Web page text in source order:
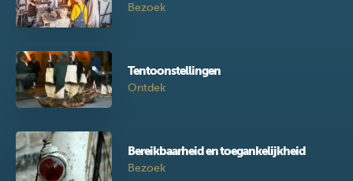
Bezoek
Tentoonstellingen
Ontdek
Bereikbaarheid en toegankelijkheid
Bezoek